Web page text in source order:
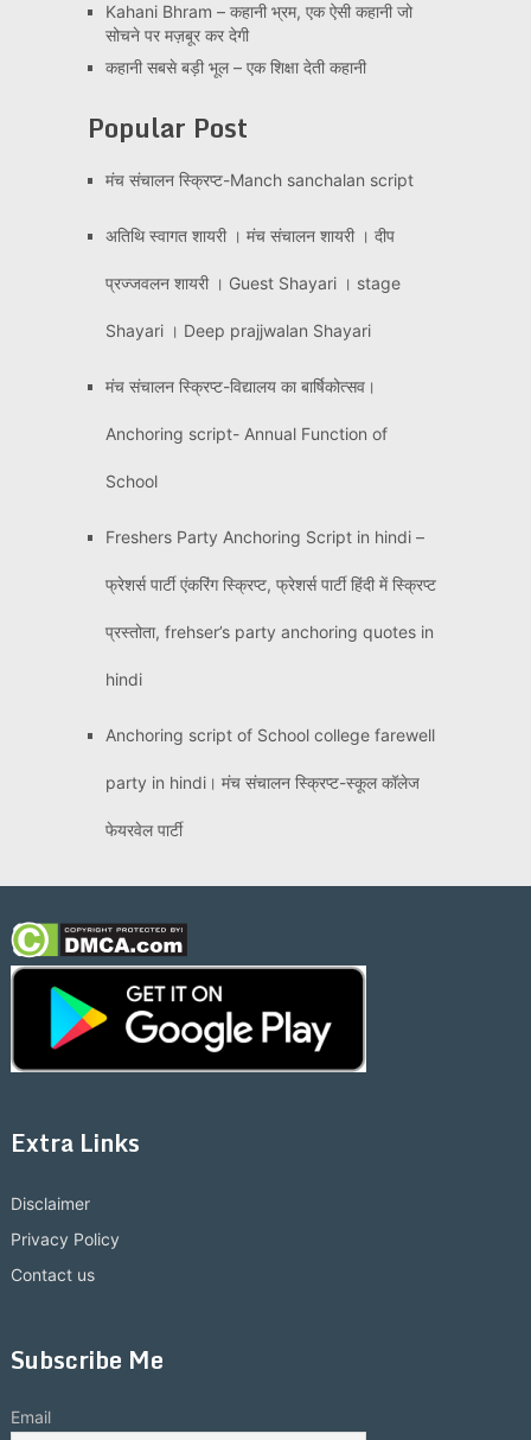
Kahani Bhram – कहानी भ्रम, एक ऐसी कहानी जो
सोचने पर मज़बूर कर देगी
कहानी सबसे बड़ी भूल – एक शिक्षा देती कहानी
Popular Post
मंच संचालन स्क्रिप्ट-Manch sanchalan script
अतिथि स्वागत शायरी । मंच संचालन शायरी । दीप
प्रज्जवलन शायरी । Guest Shayari । stage
Shayari । Deep prajjwalan Shayari
मंच संचालन स्क्रिप्ट-विद्यालय का बार्षिकोत्सव।
Anchoring script- Annual Function of
School
Freshers Party Anchoring Script in hindi –
फ्रेशर्स पार्टी एंकरिंग स्क्रिप्ट, फ्रेशर्स पार्टी हिंदी में स्क्रिप्ट
प्रस्तोता, frehser’s party anchoring quotes in
hindi
Anchoring script of School college farewell
party in hindi। मंच संचालन स्क्रिप्ट-स्कूल कॉलेज
फेयरवेल पार्टी
Extra Links
Disclaimer
Privacy Policy
Contact us
Subscribe Me
Email